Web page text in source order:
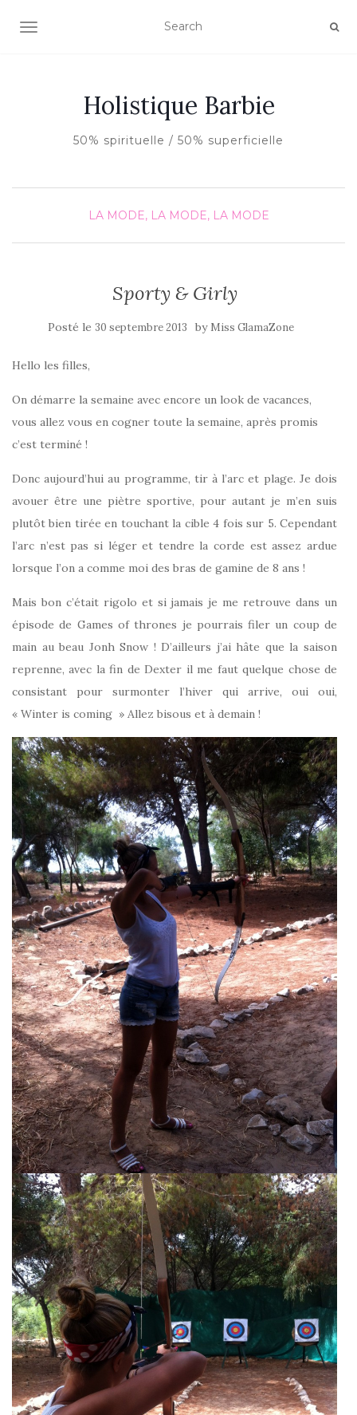
AFFICHER/MASQUER LA NAVIGATION
Holistique Barbie
50% spirituelle / 50% superficielle
LA MODE, LA MODE, LA MODE
Sporty & Girly
Posté le 30 septembre 2013 by Miss GlamaZone
Hello les filles,
On démarre la semaine avec encore un look de vacances,
vous allez vous en cogner toute la semaine, après promis
c’est terminé !
Donc aujourd’hui au programme, tir à l’arc et plage. Je dois
avouer être une piètre sportive, pour autant je m’en suis
plutôt bien tirée en touchant la cible 4 fois sur 5. Cependant
l’arc n’est pas si léger et tendre la corde est assez ardue
lorsque l’on a comme moi des bras de gamine de 8 ans !
Mais bon c’était rigolo et si jamais je me retrouve dans un
épisode de Games of thrones je pourrais filer un coup de
main au beau Jonh Snow ! D’ailleurs j’ai hâte que la saison
reprenne, avec la fin de Dexter il me faut quelque chose de
consistant pour surmonter l’hiver qui arrive, oui oui,
« Winter is coming » Allez bisous et à demain !